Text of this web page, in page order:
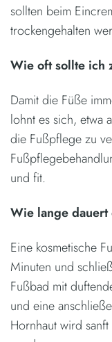
sollten beim
trockengehalten
Wie oft sollte ich
Damit die Füße
lohnt es sich, etwa
die Fußpflege zu
und fit.
Wie lange
Eine kosmetische
Minuten und
Fußbad mit
und eine
Hornhaut wird